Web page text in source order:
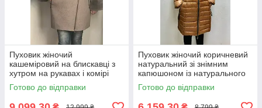
Пуховик жіночий
кашеміровий на блискавці з
хутром на рукавах і комірі
колір капучино Розмір +
Готово до відправки
Пуховик жіночий коричневий
натуральний зі знімним
капюшоном із натурального
хутра Barrous
Готово до відправки